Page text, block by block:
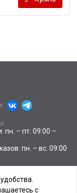
пн. – пт. 09:00 –
пн. – вс. 09:00
с